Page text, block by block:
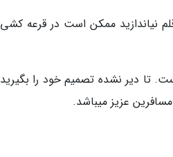
نیاندازید ممکن است در قرعه کشی
تا دیر نشده تصمیم خود را بگیرید
عزیز میباشد.